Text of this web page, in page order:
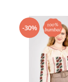
-30%